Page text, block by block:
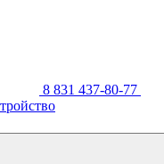
8 831 437-80-77